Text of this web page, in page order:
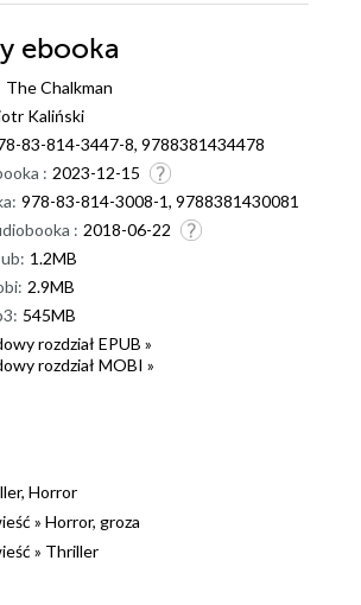
ebooka
The Chalkman
Kaliński
83-814-3447-8, 9788381434478
: 2023-12-15
978-83-814-3008-1, 9788381430081
: 2018-06-22
1.2MB
2.9MB
545MB
rozdział EPUB »
rozdział MOBI »
Horror
» Horror, groza
» Thriller